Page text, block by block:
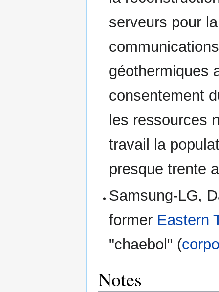
serveurs pour
géothermiques
consentement
les ressources
travail la
presque trente
Samsung-LG,
former Eastern
"chaebol" (
Notes